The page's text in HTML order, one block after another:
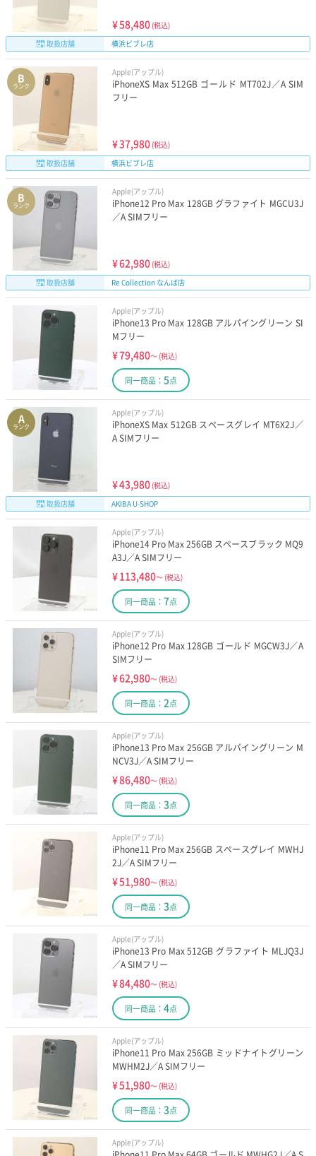
¥58,480 (税込)
取扱店舗
横浜ビブレ店
B
ランク
Apple(アップル)
iPhoneXS Max 512GB ゴールド MT702J／A SIM
フリー
¥37,980 (税込)
取扱店舗
横浜ビブレ店
B
ランク
Apple(アップル)
iPhone12 Pro Max 128GB グラファイト MGCU3J
／A SIMフリー
¥62,980 (税込)
取扱店舗
Re Collection なんば店
Apple(アップル)
iPhone13 Pro Max 128GB アルパイングリーン SI
Mフリー
¥79,480～ (税込)
同一商品： 5点
A
ランク
Apple(アップル)
iPhoneXS Max 512GB スペースグレイ MT6X2J／
A SIMフリー
¥43,980 (税込)
取扱店舗
AKIBA U-SHOP
Apple(アップル)
iPhone14 Pro Max 256GB スペースブラック MQ9
A3J／A SIMフリー
¥113,480～ (税込)
同一商品： 7点
Apple(アップル)
iPhone12 Pro Max 128GB ゴールド MGCW3J／A
SIMフリー
¥62,980～ (税込)
同一商品： 2点
Apple(アップル)
iPhone13 Pro Max 256GB アルパイングリーン M
NCV3J／A SIMフリー
¥86,480～ (税込)
同一商品： 3点
Apple(アップル)
iPhone11 Pro Max 256GB スペースグレイ MWHJ
2J／A SIMフリー
¥51,980～ (税込)
同一商品： 3点
Apple(アップル)
iPhone13 Pro Max 512GB グラファイト MLJQ3J
／A SIMフリー
¥84,480～ (税込)
同一商品： 4点
Apple(アップル)
iPhone11 Pro Max 256GB ミッドナイトグリーン
MWHM2J／A SIMフリー
¥51,980～ (税込)
同一商品： 3点
Apple(アップル)